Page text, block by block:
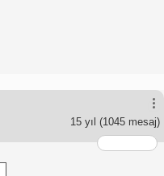
15 yıl (1045 mesaj)